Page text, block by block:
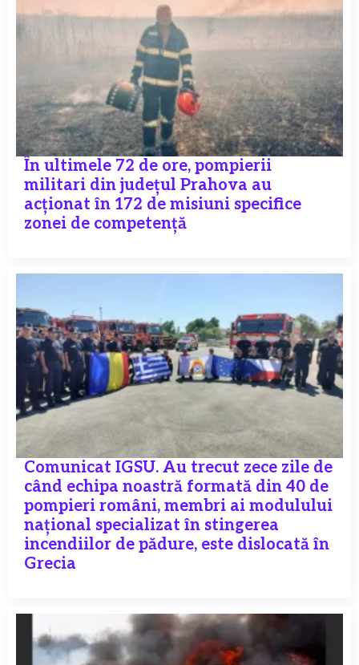
În ultimele 72 de ore, pompierii
militari din județul Prahova au
acționat în 172 de misiuni specifice
zonei de competență
Comunicat IGSU. Au trecut zece zile de
când echipa noastră formată din 40 de
pompieri români, membri ai modulului
național specializat în stingerea
incendiilor de pădure, este dislocată în
Grecia